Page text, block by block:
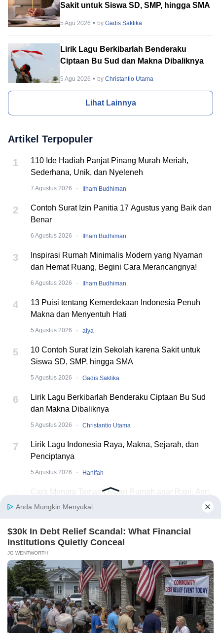
Sakit untuk Siswa SD, SMP, hingga SMA
5 Agu 2026 byGadis Saktika
Lirik Lagu Berkibarlah Benderaku
Ciptaan Bu Sud dan Makna Dibaliknya
5 Agu 2026 byChristantio Utama
Lihat Lainnya
Artikel Terpopuler
1
110 Ide Hadiah Panjat Pinang Murah Meriah,
Sederhana, Unik, dan Nyeleneh
7 Agustus 2026 · Ilham Budhiman
2
Contoh Surat Izin Panitia 17 Agustus yang Baik dan
Benar
6 Agustus 2026 · Ilham Budhiman
3
Inspirasi Rumah Minimalis Modern yang Nyaman
dan Hemat Ruang, Begini Cara Merancangnya!
6 Agustus 2026 · Ilham Budhiman
4
13 Puisi tentang Kemerdekaan Indonesia Penuh
Makna dan Menyentuh Hati
5 Agustus 2026 · alya
5
10 Contoh Surat Izin Sekolah karena Sakit untuk
Siswa SD, SMP, hingga SMA
5 Agustus 2026 · Gadis Saktika
6
Lirik Lagu Berkibarlah Benderaku Ciptaan Bu Sud
dan Makna Dibaliknya
5 Agustus 2026 · Christantio Utama
7
Lirik Lagu Indonesia Raya, Makna, Sejarah, dan
Penciptanya
5 Agustus 2026 · Hanifah
Cara Menata Taman Depan Rumah agar Rapi, Asri,
dan Cantik
9
7 Ide Hiasan Agustusan Depan Rumah yang Murah
dan Mudah Dibuat
23 Juli 2026·Ilham Budhiman
10
Alam Sutera Luncurkan RUMI @ Cluster Aruna,
Hunian Modern Tropical 2 Lantai di Downtown Alam
Sutera
21 Juli 2026·Ilham Budhiman